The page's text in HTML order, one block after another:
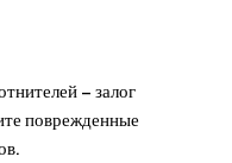
– залог
поврежденные